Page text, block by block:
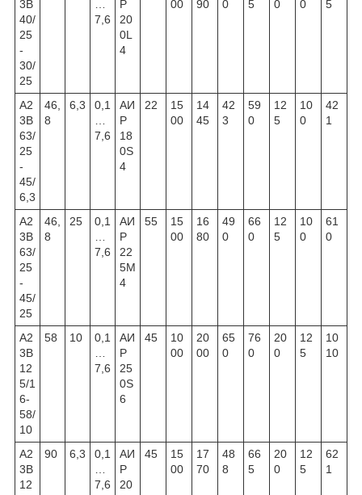
3В
40/
25
-
30/
25
…
7,6
Р
20
0L
4
00 90 0 5 0 0 5
А2
3В
63/
25
-
45/
6,3
46,
8
6,3
0,1
…
7,6
АИ
Р
18
0S
4
22
15
00
14
45
42
3
59
0
12
5
10
0
42
1
А2
3В
63/
25
-
45/
25
46,
8
25
0,1
…
7,6
АИ
Р
22
5М
4
55
15
00
16
80
49
0
66
0
12
5
10
0
61
0
А2
3В
12
5/1
6-
58/
10
58 10
0,1
…
7,6
АИ
Р
25
0S
6
45
10
00
20
00
65
0
76
0
20
0
12
5
10
10
А2
3В
12
90 6,3
0,1
…
7,6
АИ
Р
20
45
15
00
17
70
48
8
66
5
20
0
12
5
62
1